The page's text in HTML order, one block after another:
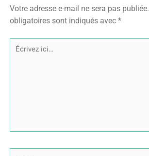
Votre adresse e-mail ne sera pas publiée.
obligatoires sont indiqués avec *
Écrivez